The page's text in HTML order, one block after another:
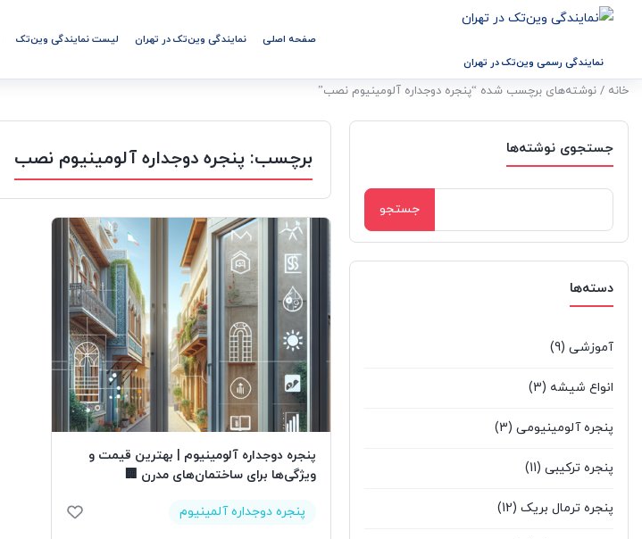
نمایندگی رسمی وین‌تک در تهران
صفحه اصلی نمایندگی وین‌تک در تهران لیست نمایندگی وین‌تک
خانه / نوشته‌های برچسب شده “پنجره دوجداره آلومینیوم نصب”
جستجوی نوشته‌ها
برای:
دسته‌ها
آموزشی (9)
انواع شیشه (3)
پنجره آلومینیومی (3)
پنجره ترکیبی (11)
پنجره ترمال بریک (12)
برچسب:پنجره دوجداره آلومینیوم نصب
پنجره دوجداره آلومینیوم | بهترین قیمت و
ویژگی‌ها برای ساختمان‌های مدرن 🏢
پنجره دوجداره آلمینیوم